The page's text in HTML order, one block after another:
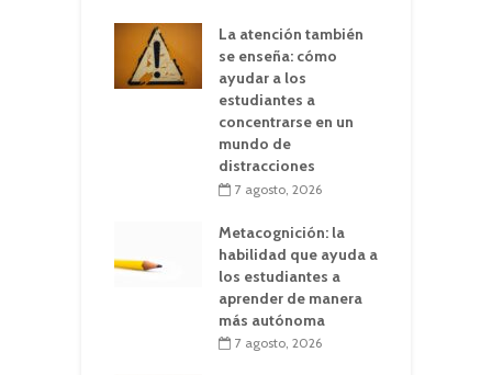
La atención también
se enseña: cómo
ayudar a los
estudiantes a
concentrarse en un
mundo de
distracciones
7 agosto, 2026
Metacognición: la
habilidad que ayuda a
los estudiantes a
aprender de manera
más autónoma
7 agosto, 2026